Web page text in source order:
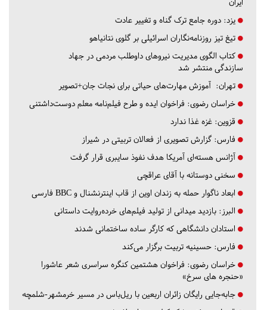
یزد: دوره جامع ترک گناه و تغییر عادت
تیغ تیز روزنامه‌نگاران اسرائیلی بر گلوی نتانیاهو
کتاب الگوی مدیریت نیروهای داوطلب مردمی در جهاد
سازندگی منتشر شد
تهران: آموزش مهارت‌های حیاتی برای نجات جان+تصویر
خراسان رضوی: فراخوان ایده و طرح فیلم‌نامه معلم دوست‌داشتنی
قزوین: غزه غذا ندارد
فارس: گزارش تصویری از فعالان تربیتی در شیراز
آژانس هسته‌ای آمریکا هدف نفوذ سایبری قرار گرفت
سخنی دوستانه با آقای عراقچی
ابعاد ناگوار حمله به زندان اوین از قاب اینترنشنال و BBC فارسی
البرز: بازدید میدانی از تولید فیلم‌های خرده‌روایت داستانی
استادان دانشگاهی که کارگر ساده ساختمانی شدند
فارس: حسینیه تربیت برگزار می‌کند
خراسان رضوی: فراخوان هشتمین کنگره سراسری شعر عاشورا
«حنجره های سرخ»
جابه‌جایی رایگان زائران اربعین با ریل‌باس در مسیر خرمشهر-شلمچه